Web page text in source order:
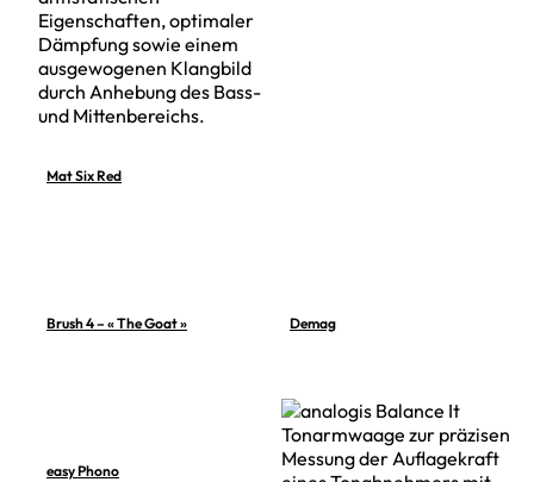
Mat Six Red
Brush 4 – « The Goat » Demag
easy Phono